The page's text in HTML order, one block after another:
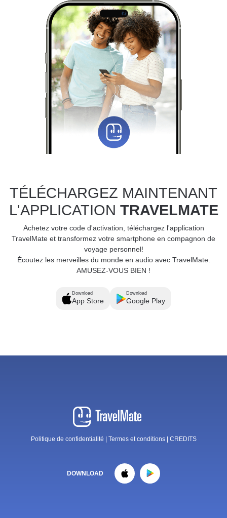
TÉLÉCHARGEZ MAINTENANT
L'APPLICATION TRAVELMATE
Achetez votre code d'activation, téléchargez l'application
TravelMate et transformez votre smartphone en compagnon de
voyage personnel!
Écoutez les merveilles du monde en audio avec TravelMate.
AMUSEZ-VOUS BIEN !
Download
App Store
Download
Google Play
Politique de confidentialité Termes et conditions CREDITS
DOWNLOAD